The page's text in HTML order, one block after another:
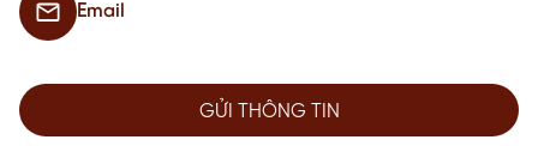
Email
GỬI THÔNG TIN